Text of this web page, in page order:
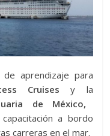
aprendizaje para
Cruises y la
de México,
a bordo
carreras en el mar.